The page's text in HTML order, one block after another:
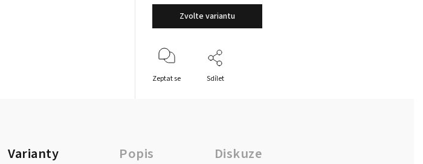
Zvolte variantu
Zeptat se Sdílet
Varianty Popis Diskuze